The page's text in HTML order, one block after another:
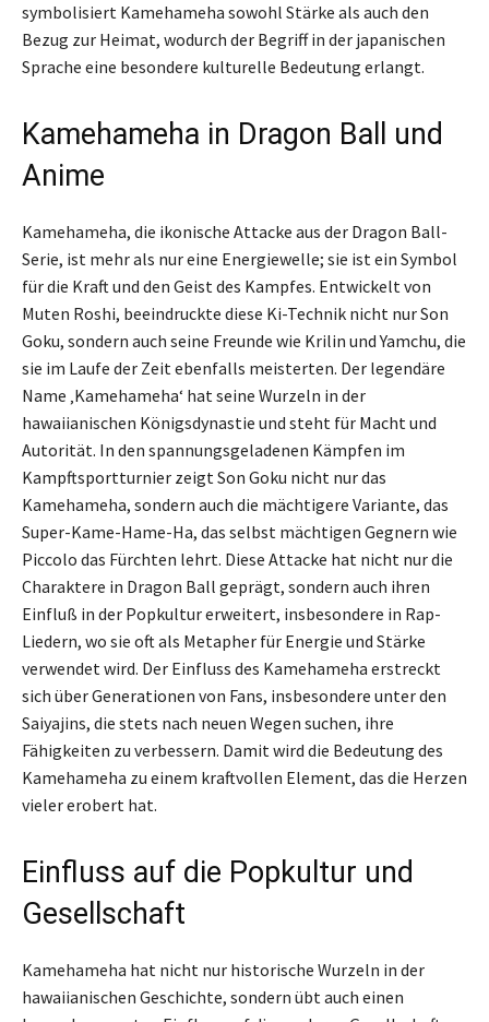
symbolisiert Kamehameha sowohl Stärke als auch den
Bezug zur Heimat, wodurch der Begriff in der japanischen
Sprache eine besondere kulturelle Bedeutung erlangt.
Kamehameha in Dragon Ball und
Anime
Kamehameha, die ikonische Attacke aus der Dragon Ball-
Serie, ist mehr als nur eine Energiewelle; sie ist ein Symbol
für die Kraft und den Geist des Kampfes. Entwickelt von
Muten Roshi, beeindruckte diese Ki-Technik nicht nur Son
Goku, sondern auch seine Freunde wie Krilin und Yamchu, die
sie im Laufe der Zeit ebenfalls meisterten. Der legendäre
Name ‚Kamehameha‘ hat seine Wurzeln in der
hawaiianischen Königsdynastie und steht für Macht und
Autorität. In den spannungsgeladenen Kämpfen im
Kampftsportturnier zeigt Son Goku nicht nur das
Kamehameha, sondern auch die mächtigere Variante, das
Super-Kame-Hame-Ha, das selbst mächtigen Gegnern wie
Piccolo das Fürchten lehrt. Diese Attacke hat nicht nur die
Charaktere in Dragon Ball geprägt, sondern auch ihren
Einfluß in der Popkultur erweitert, insbesondere in Rap-
Liedern, wo sie oft als Metapher für Energie und Stärke
verwendet wird. Der Einfluss des Kamehameha erstreckt
sich über Generationen von Fans, insbesondere unter den
Saiyajins, die stets nach neuen Wegen suchen, ihre
Fähigkeiten zu verbessern. Damit wird die Bedeutung des
Kamehameha zu einem kraftvollen Element, das die Herzen
vieler erobert hat.
Einfluss auf die Popkultur und
Gesellschaft
Kamehameha hat nicht nur historische Wurzeln in der
hawaiianischen Geschichte, sondern übt auch einen